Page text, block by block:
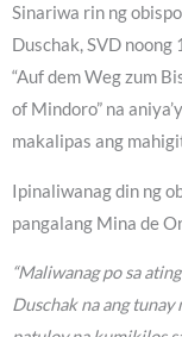
Sinariwa rin ng
Duschak, SVD
“Auf dem Weg zum
of Mindoro” na
makalipas ang
Ipinaliwanag din ng
pangalang Mina de
“Maliwanag po sa
Duschak na ang